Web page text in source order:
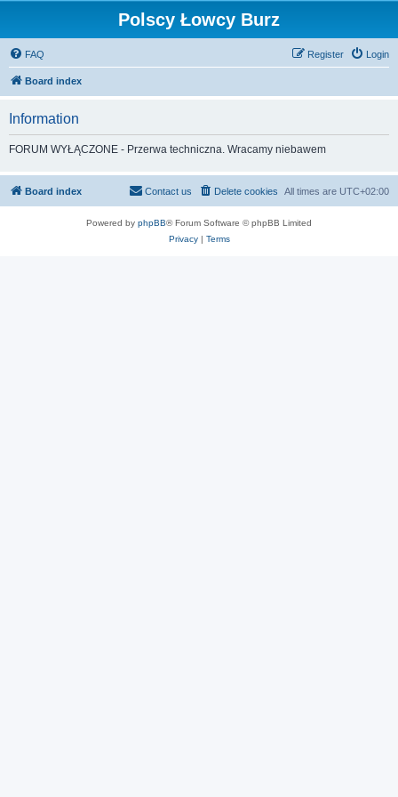
Polscy Łowcy Burz
FAQ Login
Register
Board index
Information
FORUM WYŁĄCZONE - Przerwa techniczna. Wracamy niebawem
Board index All times are UTC+02:00
Delete cookies
Contact us
Powered by phpBB® Forum Software © phpBB Limited
Privacy| Terms